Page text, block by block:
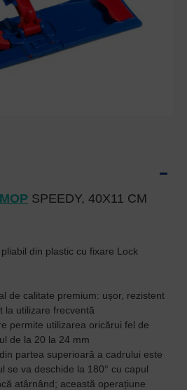
MOP SPEEDY, 40X11 CM
pliabil din plastic cu fixare Lock
de calitate premium: ușor, rezistent
la utilizare frecventă
permite utilizarea oricărui fel de
de la 20 la 24 mm
partea superioară a cadrului este
se va deschide la 180° cu capul
atârnând; această operațiune